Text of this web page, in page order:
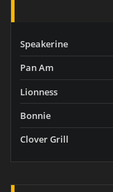
Speakerine
Pan Am
Lionness
Bonnie
Clover Grill